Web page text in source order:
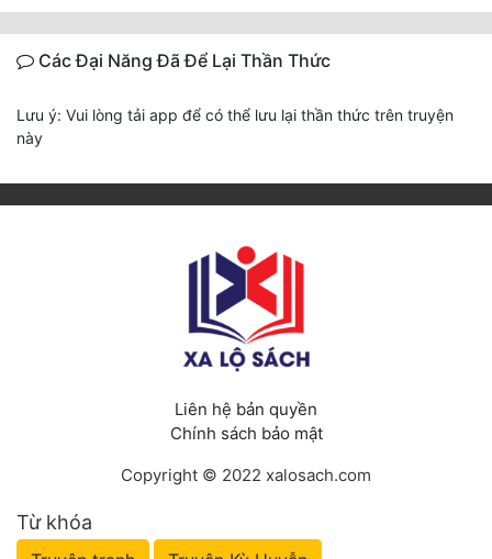
Các Đại Năng Đã Để Lại Thần Thức
Lưu ý: Vui lòng tải app để có thể lưu lại thần thức trên truyện
này
Liên hệ bản quyền
Chính sách bảo mật
Copyright © 2022 xalosach.com
Từ khóa